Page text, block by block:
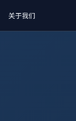
关于我们